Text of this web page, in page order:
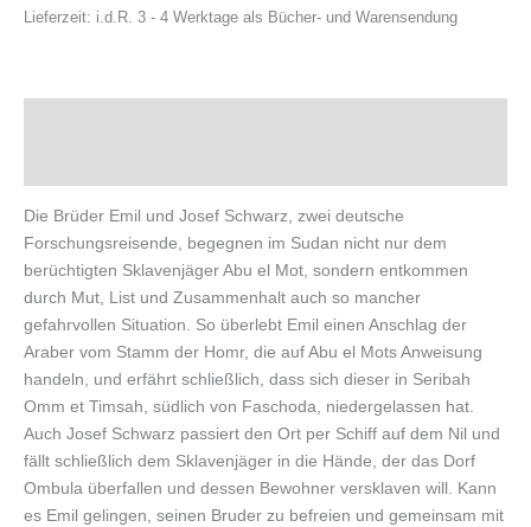
Lieferzeit: i.d.R. 3 - 4 Werktage als Bücher- und Warensendung
Die Brüder Emil und Josef Schwarz, zwei deutsche
Forschungsreisende, begegnen im Sudan nicht nur dem
berüchtigten Sklavenjäger Abu el Mot, sondern entkommen
durch Mut, List und Zusammenhalt auch so mancher
gefahrvollen Situation. So überlebt Emil einen Anschlag der
Araber vom Stamm der Homr, die auf Abu el Mots Anweisung
handeln, und erfährt schließlich, dass sich dieser in Seribah
Omm et Timsah, südlich von Faschoda, niedergelassen hat.
Auch Josef Schwarz passiert den Ort per Schiff auf dem Nil und
fällt schließlich dem Sklavenjäger in die Hände, der das Dorf
Ombula überfallen und dessen Bewohner versklaven will. Kann
es Emil gelingen, seinen Bruder zu befreien und gemeinsam mit